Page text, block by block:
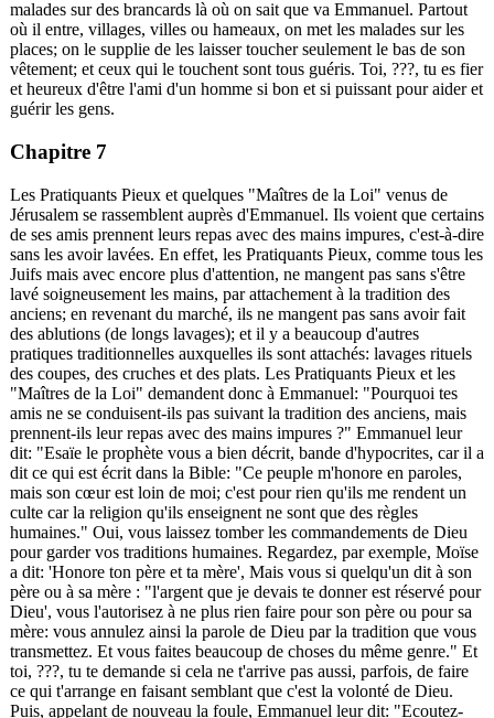
malades sur des brancards là où on sait que va Emmanuel. Partout
où il entre, villages, villes ou hameaux, on met les malades sur les
places; on le supplie de les laisser toucher seulement le bas de son
vêtement; et ceux qui le touchent sont tous guéris. Toi, ???, tu es fier
et heureux d'être l'ami d'un homme si bon et si puissant pour aider et
guérir les gens.
Chapitre 7
Les Pratiquants Pieux et quelques "Maîtres de la Loi" venus de
Jérusalem se rassemblent auprès d'Emmanuel. Ils voient que certains
de ses amis prennent leurs repas avec des mains impures, c'est-à-dire
sans les avoir lavées. En effet, les Pratiquants Pieux, comme tous les
Juifs mais avec encore plus d'attention, ne mangent pas sans s'être
lavé soigneusement les mains, par attachement à la tradition des
anciens; en revenant du marché, ils ne mangent pas sans avoir fait
des ablutions (de longs lavages); et il y a beaucoup d'autres
pratiques traditionnelles auxquelles ils sont attachés: lavages rituels
des coupes, des cruches et des plats. Les Pratiquants Pieux et les
"Maîtres de la Loi" demandent donc à Emmanuel: "Pourquoi tes
amis ne se conduisent-ils pas suivant la tradition des anciens, mais
prennent-ils leur repas avec des mains impures ?" Emmanuel leur
dit: "Esaïe le prophète vous a bien décrit, bande d'hypocrites, car il a
dit ce qui est écrit dans la Bible: "Ce peuple m'honore en paroles,
mais son cœur est loin de moi; c'est pour rien qu'ils me rendent un
culte car la religion qu'ils enseignent ne sont que des règles
humaines." Oui, vous laissez tomber les commandements de Dieu
pour garder vos traditions humaines. Regardez, par exemple, Moïse
a dit: 'Honore ton père et ta mère', Mais vous si quelqu'un dit à son
père ou à sa mère : "l'argent que je devais te donner est réservé pour
Dieu', vous l'autorisez à ne plus rien faire pour son père ou pour sa
mère: vous annulez ainsi la parole de Dieu par la tradition que vous
transmettez. Et vous faites beaucoup de choses du même genre." Et
toi, ???, tu te demande si cela ne t'arrive pas aussi, parfois, de faire
ce qui t'arrange en faisant semblant que c'est la volonté de Dieu.
Puis, appelant de nouveau la foule, Emmanuel leur dit: "Ecoutez-